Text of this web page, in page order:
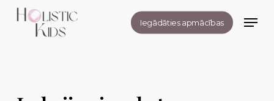
Skip
Iegādāties apmācības Menu